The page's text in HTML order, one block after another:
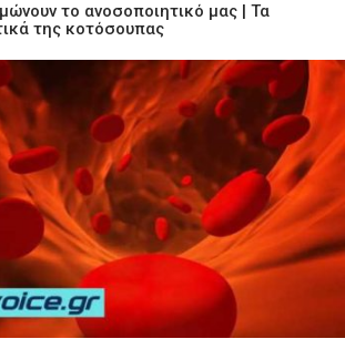
το ανοσοποιητικό μας | Τα
της κοτόσουπας